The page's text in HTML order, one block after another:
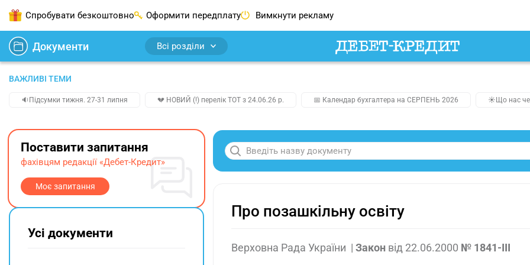
Спробувати безкоштовно Оформити передплату Вимкнути рекламу
Документи Всі розділи
ВАЖЛИВІ ТЕМИ
🔉Підсумки тижня. 27-31 липня 💔 НОВИЙ (!) перелік ТОТ з 24.06.26 р. 📅 Календар бухгалтера на СЕРПЕНЬ 2026 ☀️Що нас
Про позашкільну освіту
Верховна Рада України | Закон від 22.06.2000 № 1841-III
Поставити запитання
фахівцям редакції «Дебет-Кредит»
Моє запитання
Усі документи